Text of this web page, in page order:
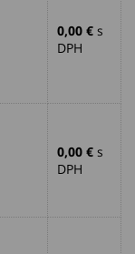
0,00 € s
DPH
0,00 € s
DPH